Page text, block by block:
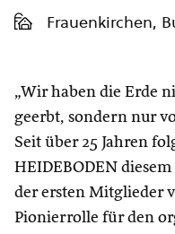
Frauenkirchen,
„Wir haben die Erde
geerbt, sondern nur
Seit über 25 Jahren
HEIDEBODEN
der ersten Mitglieder
Pionierrolle für den